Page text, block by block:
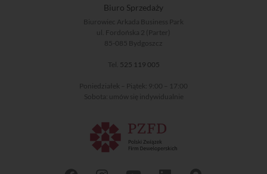
Biuro Sprzedaży
Biurowiec Arkada Business Park
ul. Fordońska 2 (Parter)
85-085 Bydgoszcz
Tel. 525 119 005
Poniedziałek – Piątek: 9:00 – 17:00
Sobota: umów się indywidualnie